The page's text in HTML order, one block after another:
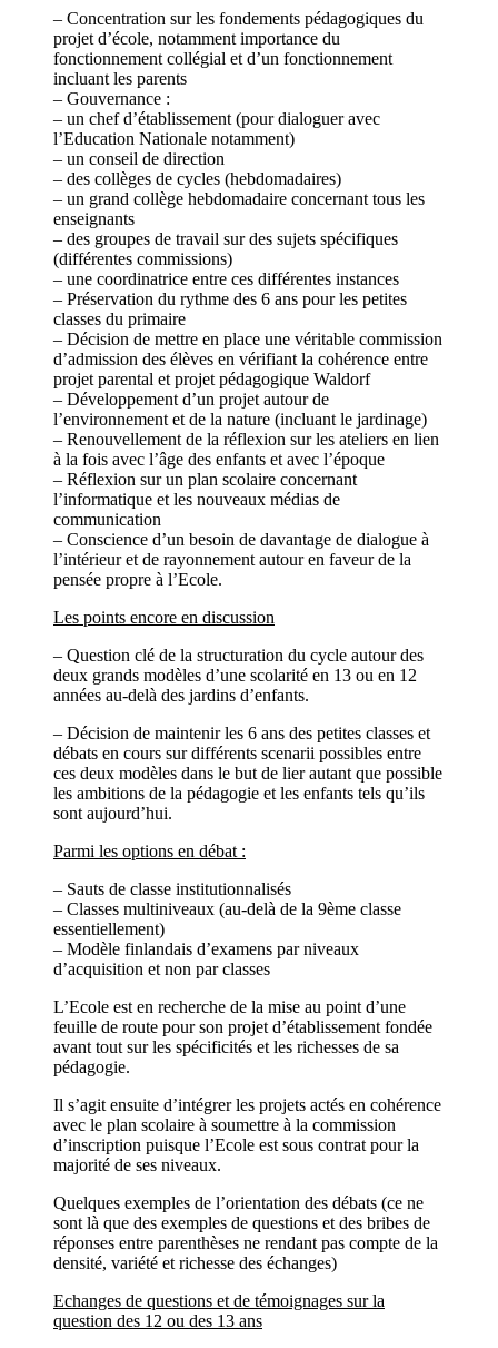
– Concentration sur les fondements pédagogiques du
projet d’école, notamment importance du
fonctionnement collégial et d’un fonctionnement
incluant les parents
– Gouvernance :
– un chef d’établissement (pour dialoguer avec
l’Education Nationale notamment)
– un conseil de direction
– des collèges de cycles (hebdomadaires)
– un grand collège hebdomadaire concernant tous les
enseignants
– des groupes de travail sur des sujets spécifiques
(différentes commissions)
– une coordinatrice entre ces différentes instances
– Préservation du rythme des 6 ans pour les petites
classes du primaire
– Décision de mettre en place une véritable commission
d’admission des élèves en vérifiant la cohérence entre
projet parental et projet pédagogique Waldorf
– Développement d’un projet autour de
l’environnement et de la nature (incluant le jardinage)
– Renouvellement de la réflexion sur les ateliers en lien
à la fois avec l’âge des enfants et avec l’époque
– Réflexion sur un plan scolaire concernant
l’informatique et les nouveaux médias de
communication
– Conscience d’un besoin de davantage de dialogue à
l’intérieur et de rayonnement autour en faveur de la
pensée propre à l’Ecole.
Les points encore en discussion
– Question clé de la structuration du cycle autour des
deux grands modèles d’une scolarité en 13 ou en 12
années au-delà des jardins d’enfants.
– Décision de maintenir les 6 ans des petites classes et
débats en cours sur différents scenarii possibles entre
ces deux modèles dans le but de lier autant que possible
les ambitions de la pédagogie et les enfants tels qu’ils
sont aujourd’hui.
Parmi les options en débat :
– Sauts de classe institutionnalisés
– Classes multiniveaux (au-delà de la 9ème classe
essentiellement)
– Modèle finlandais d’examens par niveaux
d’acquisition et non par classes
L’Ecole est en recherche de la mise au point d’une
feuille de route pour son projet d’établissement fondée
avant tout sur les spécificités et les richesses de sa
pédagogie.
Il s’agit ensuite d’intégrer les projets actés en cohérence
avec le plan scolaire à soumettre à la commission
d’inscription puisque l’Ecole est sous contrat pour la
majorité de ses niveaux.
Quelques exemples de l’orientation des débats (ce ne
sont là que des exemples de questions et des bribes de
réponses entre parenthèses ne rendant pas compte de la
densité, variété et richesse des échanges)
Echanges de questions et de témoignages sur la
question des 12 ou des 13 ans